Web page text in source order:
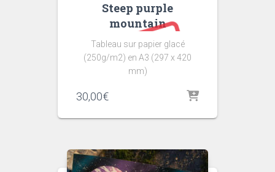
Steep purple
mountain
Tableau sur papier glacé
(250g/m2) en A3 (297 x 420
mm)
30,00€